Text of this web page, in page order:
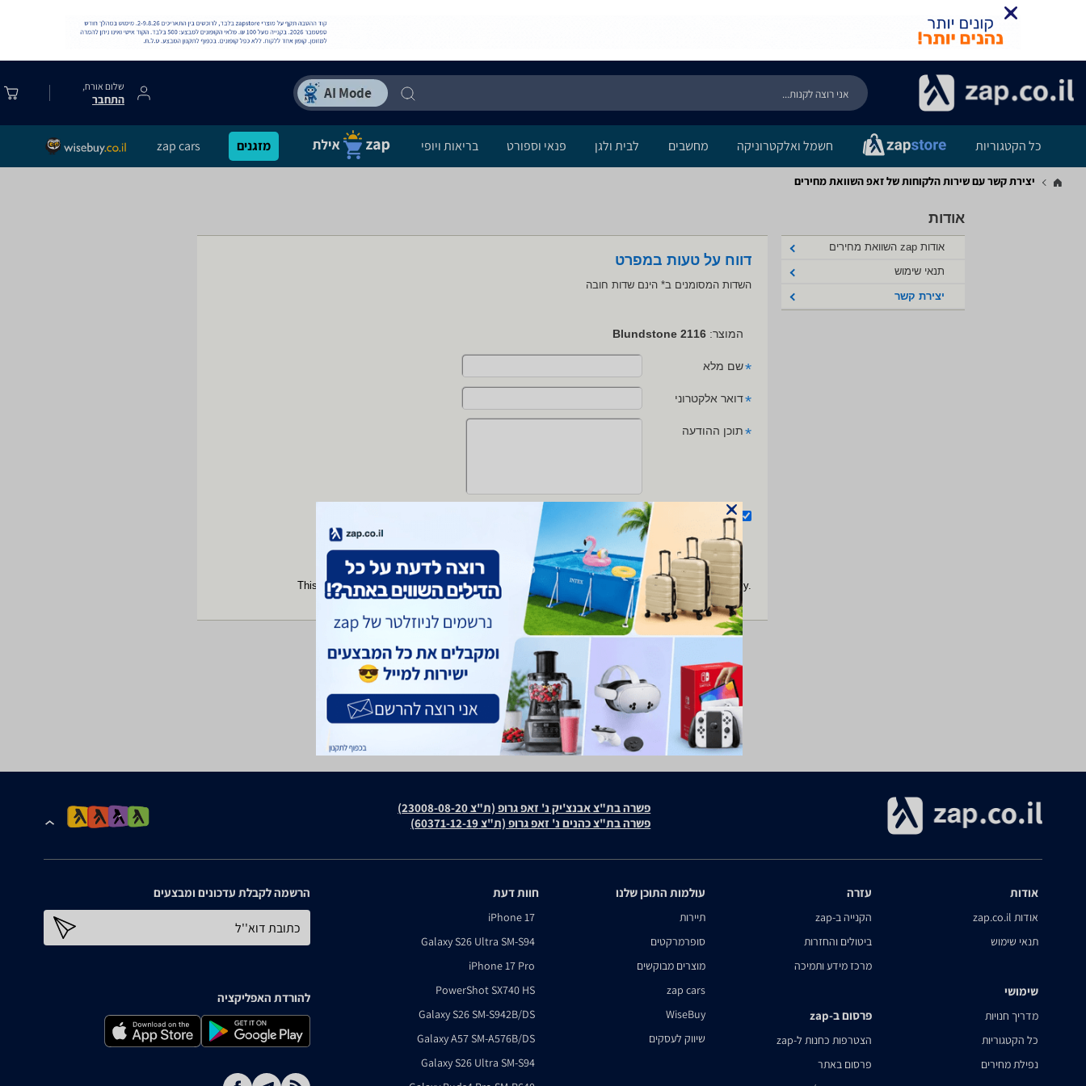
שלום אורח,
התחבר
כל הקטגוריות חשמל ואלקטרוניקה מחשבים לבית ולגן פנאי וספורט בריאות ויופי מזגנים zap cars
יצירת קשר עם שירות הלקוחות של זאפ השוואת מחירים
אודות
אודות zap השוואת מחירים
תנאי שימוש
יצירת קשר
דווח על טעות במפרט
השדות המסומנים ב* הינם שדות חובה
המוצר: 2116 Blundstone
*שם מלא
*דואר אלקטרוני
*תוכן ההודעה
אני מאשר/ת את תנאי השימוש מדיניות הפרטיות
This site is protected by reCAPTCHA and the Google Privacy Policy andTerms of Serviceapply.
פשרה בת"צ אבנצ'יק נ' זאפ גרופ (ת"צ 23008-08-20)
פשרה בת"צ כהנים נ' זאפ גרופ (ת"צ 60371-12-19)
אודות
אודות zap.co.il
תנאי שימוש
שימושי
מדריך חנויות
כל הקטגוריות
נפילת מחירים
עזרה
הקנייה ב-zap
ביטולים והחזרות
מרכז מידע ותמיכה
פרסום ב-zap
הצטרפות כחנות ל-zap
פרסום באתר
עולמות התוכן שלנו
תיירות
סופרמרקטים
מוצרים מבוקשים
zap cars
WiseBuy
שיווק לעסקים
חוות דעת
iPhone 17
Galaxy S26 Ultra SM-S94
iPhone 17 Pro
PowerShot SX740 HS
Galaxy S26 SM-S942B/DS
Galaxy A57 SM-A576B/DS
Galaxy S26 Ultra SM-S94
הרשמה לקבלת עדכונים ומבצעים
כתובת דוא''ל
להורדת האפליקציה